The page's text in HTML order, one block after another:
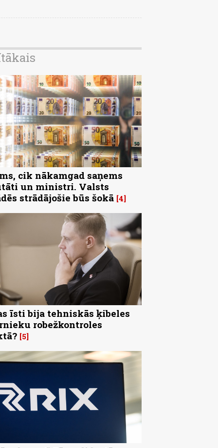
cik nākamgad saņems
un ministri. Valsts
strādājošie būs šokā 4
īsti bija tehniskās ķibeles
robežkontroles
5